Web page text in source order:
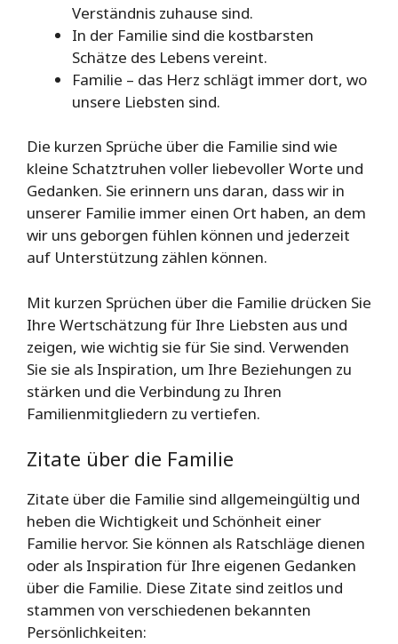
Verständnis zuhause sind.
In der Familie sind die kostbarsten
Schätze des Lebens vereint.
Familie – das Herz schlägt immer dort, wo
unsere Liebsten sind.
Die kurzen Sprüche über die Familie sind wie
kleine Schatztruhen voller liebevoller Worte und
Gedanken. Sie erinnern uns daran, dass wir in
unserer Familie immer einen Ort haben, an dem
wir uns geborgen fühlen können und jederzeit
auf Unterstützung zählen können.
Mit kurzen Sprüchen über die Familie drücken Sie
Ihre Wertschätzung für Ihre Liebsten aus und
zeigen, wie wichtig sie für Sie sind. Verwenden
Sie sie als Inspiration, um Ihre Beziehungen zu
stärken und die Verbindung zu Ihren
Familienmitgliedern zu vertiefen.
Zitate über die Familie
Zitate über die Familie sind allgemeingültig und
heben die Wichtigkeit und Schönheit einer
Familie hervor. Sie können als Ratschläge dienen
oder als Inspiration für Ihre eigenen Gedanken
über die Familie. Diese Zitate sind zeitlos und
stammen von verschiedenen bekannten
Persönlichkeiten: